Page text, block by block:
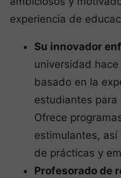
experiencia de
Su innovador
universidad
basado en la
estudiantes para
Ofrece
estimulantes,
de prácticas y
Profesorado de